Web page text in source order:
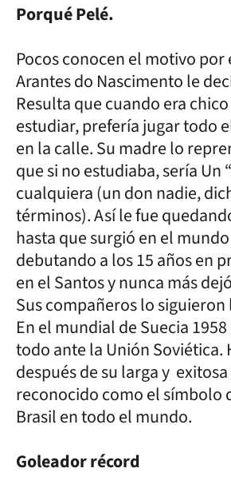
Porqué Pelé.
Pocos conocen el motivo por
Arantes do Nascimento le
Resulta que cuando era
estudiar, prefería jugar todo
en la calle. Su madre lo
que si no estudiaba, sería Un
cualquiera (un don nadie,
términos). Así le fue
hasta que surgió en el
debutando a los 15 años en
en el Santos y nunca más
Sus compañeros lo
En el mundial de Suecia
todo ante la Unión Soviética.
después de su larga y
reconocido como el símbolo
Brasil en todo el mundo.
Goleador récord